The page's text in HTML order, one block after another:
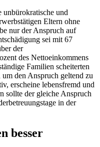
unbürokratische und
Eltern ohne
nur der Anspruch auf
sei mit 67
der
des Nettoeinkommens
Familien scheiterten
den Anspruch geltend zu
erscheine lebensfremd und
sollte der gleiche Anspruch
in der
besser